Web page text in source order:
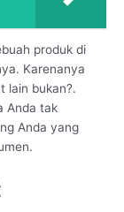
produk di
Karenanya
lain bukan?.
Anda tak
Anda yang